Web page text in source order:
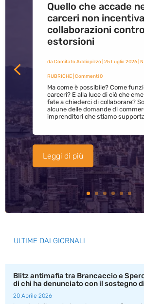
Quello che accade
carceri non
collaborazioni
estorsioni
da Comitato Addiopizzo| 25 Luglio 2026|
RUBRICHE| Commenti 0
Ma come è possibile? Come
carceri? E alla luce di ciò che
fate a chiederci di collaborare?
alcune delle domande di
imprenditori che stiamo
Leggi di più
ULTIME DAI GIORNALI
Blitz antimafia tra Brancaccio e
di chi ha denunciato con il sostegno
20 Aprile 2026